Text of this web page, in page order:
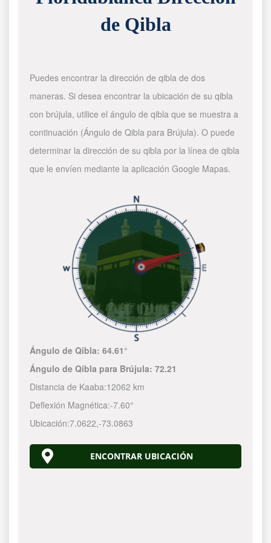
de Qibla
Puedes encontrar la dirección de qibla de dos
maneras. Si desea encontrar la ubicación de su qibla
con brújula, utilice el ángulo de qibla que se muestra a
continuación (Ángulo de Qibla para Brújula). O puede
determinar la dirección de su qibla por la línea de qibla
que le envíen mediante la aplicación Google Mapas.
Ángulo de Qibla:64.61°
Ángulo de Qibla para Brújula:72.21
Distancia de Kaaba:12062 km
Deflexión Magnética:-7.60°
Ubicación:7.0622,-73.0864
ENCONTRAR UBICACIÓN